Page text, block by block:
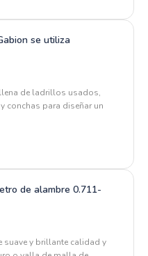
se utiliza
de ladrillos usados,
conchas para diseñar un
de alambre 0.711-
y brillante calidad y